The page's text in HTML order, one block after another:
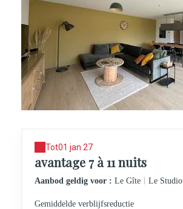
Tot01 jan 27
avantage 7 à 11 nuits
Aanbod geldig voor : Le Gîte Le Studio
Gemiddelde verblijfsreductie